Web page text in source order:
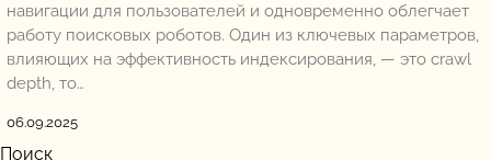
навигации для пользователей и одновременно облегчает
работу поисковых роботов. Один из ключевых параметров,
влияющих на эффективность индексирования, — это crawl
depth, то…
06.09.2025
Поиск